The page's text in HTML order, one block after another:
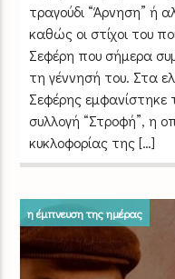
τραγούδι “Άρνηση” ή
καθώς οι στίχοι του
Σεφέρη που σήμερα
τη γέννησή του. Στα
Σεφέρης εμφανίστηκε
συλλογή “Στροφή”, η
κυκλοφορίας της […]
η έμπνευση της ημέρας